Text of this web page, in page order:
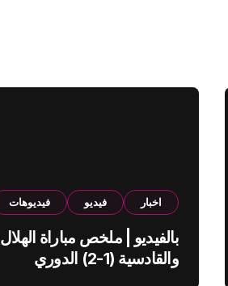
اخبار فيديو فيديوهات
بالفيديو | ملخص مباراة الهلال
والقادسية (1-2) الدوري